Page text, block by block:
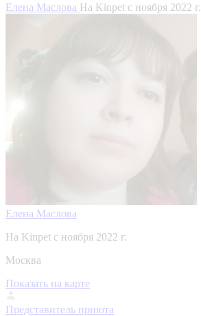
Елена Маслова На Kinpet c ноября 2022 г.
Елена Маслова
На Kinpet c ноября 2022 г.
Москва
Показать на карте
Представитель приюта